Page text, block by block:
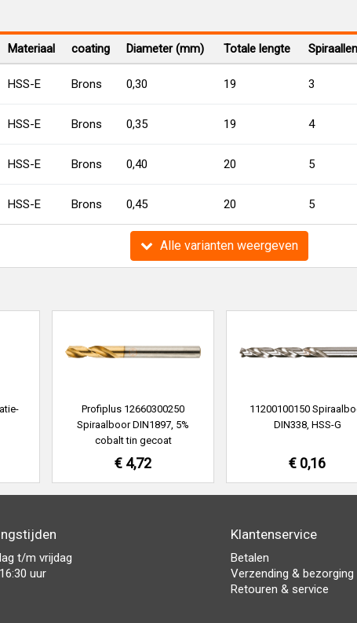
Materiaal coating Diameter (mm) Totale lengte
HSS-E Brons 0,30 19 3
HSS-E Brons 0,35 19 4
HSS-E Brons 0,40 20 5
HSS-E Brons 0,45 20 5
Alle varianten weergeven
Profiplus 12660300250
Spiraalboor DIN1897, 5%
cobalt tin gecoat
€ 4,72
11200100150
DIN338, HSS-G
€ 0,16
t/m vrijdag
uur
Klantenservice
Betalen
Verzending & bezorging
Retouren & service